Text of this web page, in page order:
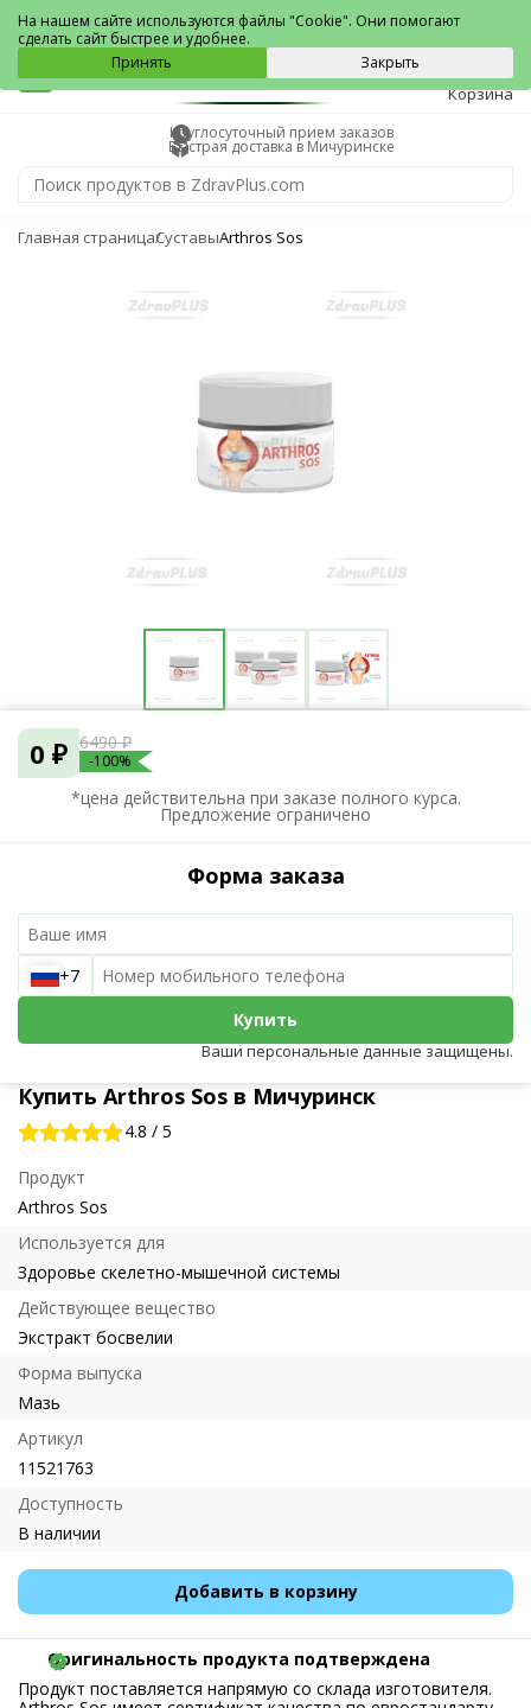
Мичуринск
0
Корзина
Круглосуточный прием заказов
Быстрая доставка в Мичуринске
Главная страницаСуставыArthros Sos
Купить Arthros Sos в Мичуринск
4.8 / 5
Продукт
Arthros Sos
Используется для
Здоровье скелетно-мышечной системы
Действующее вещество
Экстракт босвелии
Форма выпуска
Мазь
Артикул
11521763
Доступность
В наличии
Добавить в корзину
0 ₽ 6490 ₽
-100%
*цена действительна при заказе полного курса.
Предложение ограничено
Форма заказа
+7
Купить
Ваши персональные данные защищены.
Оригинальность продукта подтверждена
Продукт поставляется напрямую со склада изготовителя.
На нашем сайте используются файлы "Cookie". Они помогают
сделать сайт быстрее и удобнее.
Принять
Закрыть